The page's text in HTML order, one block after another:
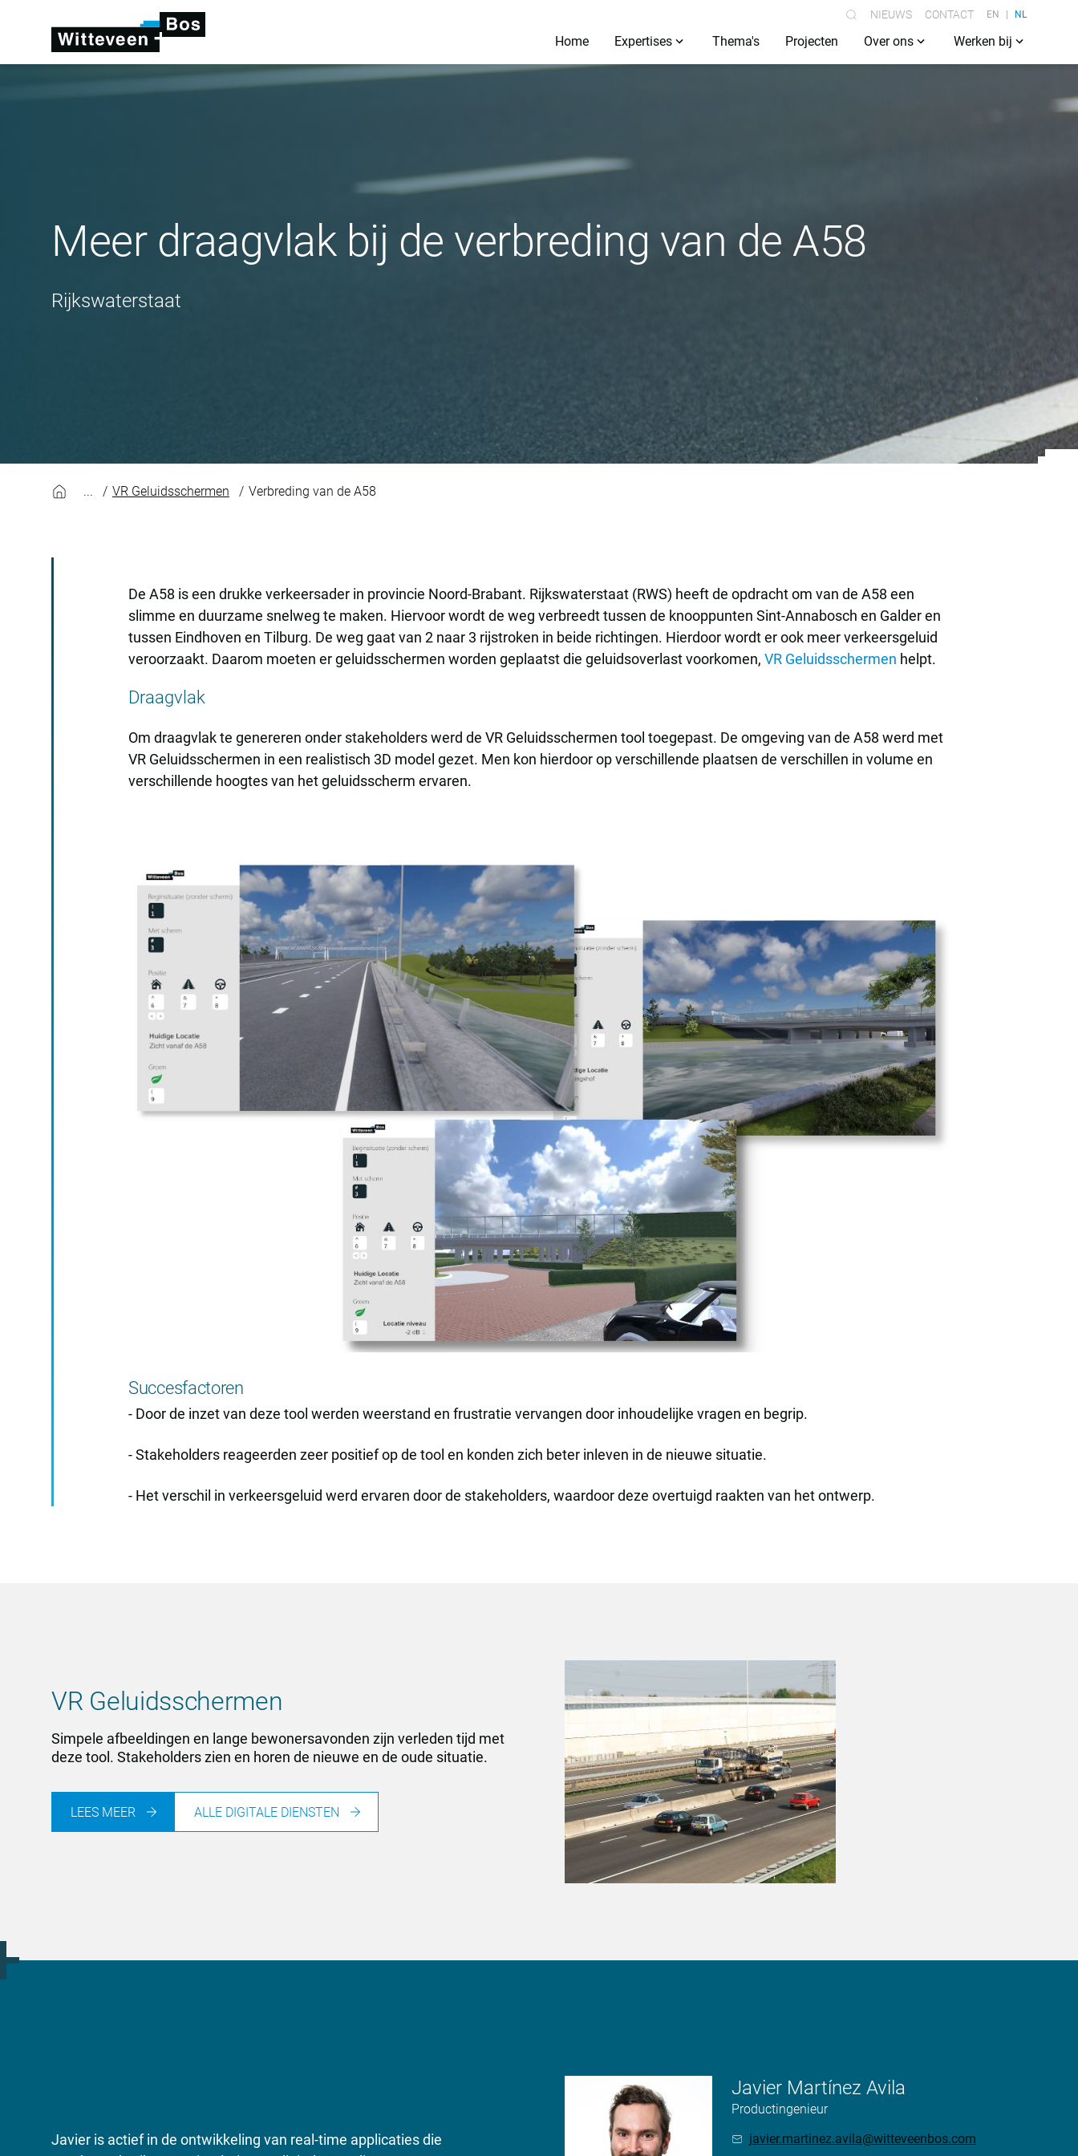
NIEUWS CONTACT EN NL
Home Expertises Thema's Projecten Over ons Werken bij
Meer draagvlak bij de verbreding van de A58
Rijkswaterstaat
Meer draagvlak bij de verbreding van de A58
VR Geluidsschermen Verbreding van de A58
De A58 is een drukke verkeersader in provincie Noord-Brabant. Rijkswaterstaat (RWS) heeft de opdracht om van de A58 een
slimme en duurzame snelweg te maken. Hiervoor wordt de weg verbreedt tussen de knooppunten Sint-Annabosch en Galder en
tussen Eindhoven en Tilburg. De weg gaat van 2 naar 3 rijstroken in beide richtingen. Hierdoor wordt er ook meer verkeersgeluid
veroorzaakt. Daarom moeten er geluidsschermen worden geplaatst die geluidsoverlast voorkomen, VR Geluidsschermen helpt.
Draagvlak
Om draagvlak te genereren onder stakeholders werd de VR Geluidsschermen tool toegepast. De omgeving van de A58 werd met
VR Geluidsschermen in een realistisch 3D model gezet. Men kon hierdoor op verschillende plaatsen de verschillen in volume en
verschillende hoogtes van het geluidsscherm ervaren.
Succesfactoren
- Door de inzet van deze tool werden weerstand en frustratie vervangen door inhoudelijke vragen en begrip.
- Stakeholders reageerden zeer positief op de tool en konden zich beter inleven in de nieuwe situatie.
- Het verschil in verkeersgeluid werd ervaren door de stakeholders, waardoor deze overtuigd raakten van het ontwerp.
VR Geluidsschermen
Simpele afbeeldingen en lange bewonersavonden zijn verleden tijd met
deze tool. Stakeholders zien en horen de nieuwe en de oude situatie.
LEES MEER ALLE DIGITALE DIENSTEN
Javier is actief in de ontwikkeling van real-time applicaties die
Javier Martínez Avila
Productingenieur
javier.martinez.avila@witteveenbos.com